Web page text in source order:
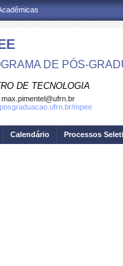
DE PÓS-
DE TECNOLOGIA
max.pimentel@ufrn.br
mpee
Calendário Processos